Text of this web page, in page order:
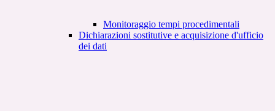
Monitoraggio tempi procedimentali
Dichiarazioni sostitutive e acquisizione d'ufficio
dei dati